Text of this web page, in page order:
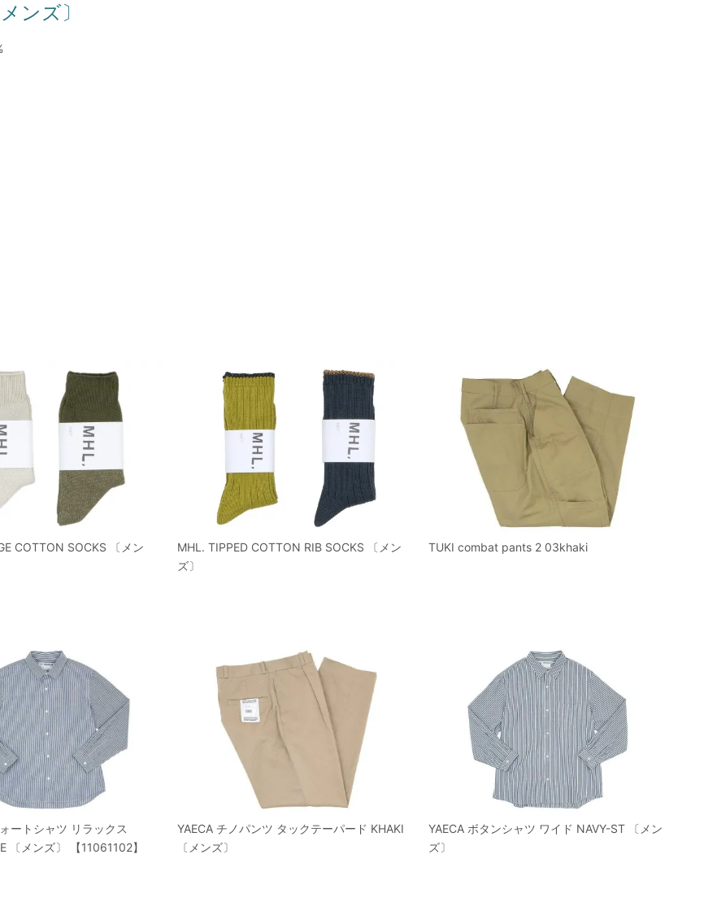
ンズ〕
COTTON SOCKS 〔メン
MHL. TIPPED COTTON RIB SOCKS 〔メン
ズ〕
TUKI combat pants 2 03khaki
ートシャツ リラックス
〔メンズ〕 【11061102】
YAECA チノパンツ タックテーパード KHAKI
〔メンズ〕
YAECA ボタンシャツ ワイド NAVY-ST 〔メン
ズ〕